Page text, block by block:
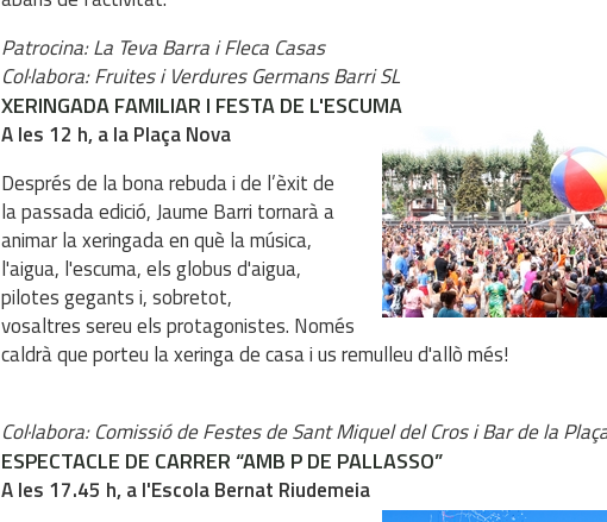
Patrocina: La Teva Barra i Fleca Casas
Col·labora: Fruites i Verdures Germans Barri SL
XERINGADA FAMILIAR I FESTA DE L'ESCUMA
A les 12 h, a la Plaça Nova
Després de la bona rebuda i de l’èxit de
la passada edició, Jaume Barri tornarà a
animar la xeringada en què la música,
l'aigua, l'escuma, els globus d'aigua,
pilotes gegants i, sobretot,
vosaltres sereu els protagonistes. Només
caldrà que porteu la xeringa de casa i us remulleu d'allò més!
Col·labora: Comissió de Festes de Sant Miquel del Cros i Bar de la
ESPECTACLE DE CARRER “AMB P DE PALLASSO”
A les 17.45 h, a l'Escola Bernat Riudemeia